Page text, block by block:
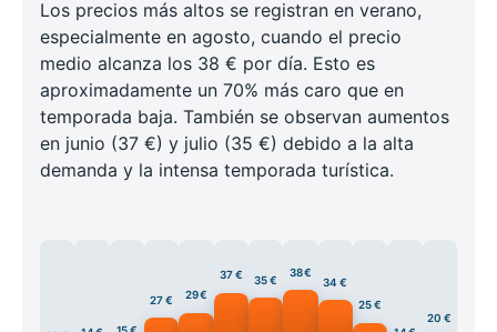
Los precios más altos se registran en verano,
especialmente en agosto, cuando el precio
medio alcanza los 38 € por día. Esto es
aproximadamente un 70% más caro que en
temporada baja. También se observan aumentos
en junio (37 €) y julio (35 €) debido a la alta
demanda y la intensa temporada turística.
27 € 29 €
37 € 35 €
38 €
34 €
25 €
20 €